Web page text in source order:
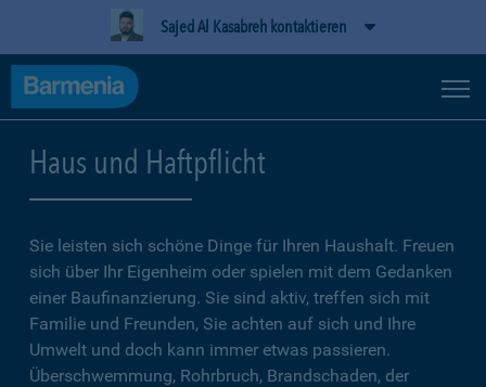
Sajed Al Kasabreh kontaktieren
Haus und Haftpflicht
Sie leisten sich schöne Dinge für Ihren Haushalt. Freuen
sich über Ihr Eigenheim oder spielen mit dem Gedanken
einer Baufinanzierung. Sie sind aktiv, treffen sich mit
Familie und Freunden, Sie achten auf sich und Ihre
Umwelt und doch kann immer etwas passieren.
Überschwemmung, Rohrbruch, Brandschaden, der